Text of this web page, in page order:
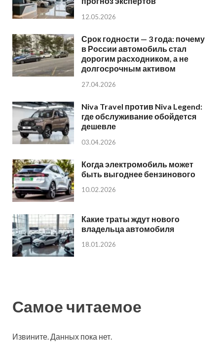
12.05.2026
Срок годности — 3 года: почему
в России автомобиль стал
дорогим расходником, а не
долгосрочным активом
27.04.2026
Niva Travel против Niva Legend:
где обслуживание обойдется
дешевле
03.04.2026
Когда электромобиль может
быть выгоднее бензинового
10.02.2026
Какие траты ждут нового
владельца автомобиля
18.01.2026
Самое читаемое
Извините. Данных пока нет.